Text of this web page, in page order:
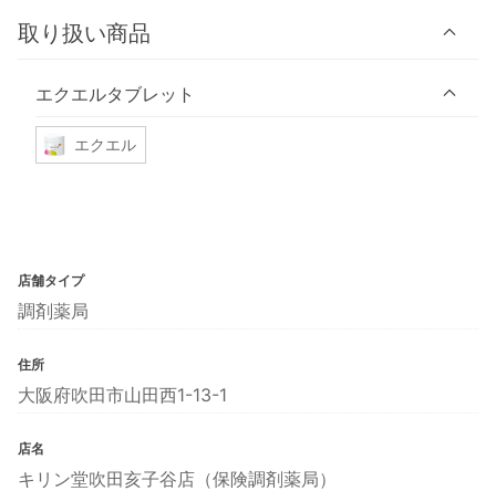
取り扱い商品
エクエルタブレット
エクエル
店舗タイプ
調剤薬局
住所
大阪府吹田市山田西1-13-1
店名
キリン堂吹田亥子谷店（保険調剤薬局）